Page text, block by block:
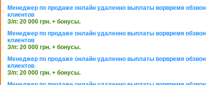
Менеджер по продаже онлайн удаленно выплаты ворвремя обзвон
клиентов
З/п: 20 000 грн. + бонусы.
Менеджер по продаже онлайн удаленно выплаты ворвремя обзвон
клиентов
З/п: 20 000 грн. + бонусы.
Менеджер по продаже онлайн удаленно выплаты ворвремя обзвон
клиентов
З/п: 20 000 грн. + бонусы.